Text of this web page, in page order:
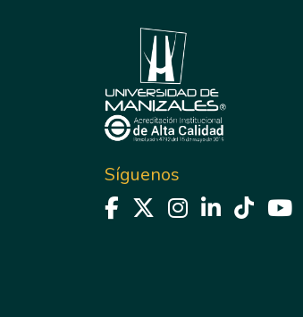
Síguenos